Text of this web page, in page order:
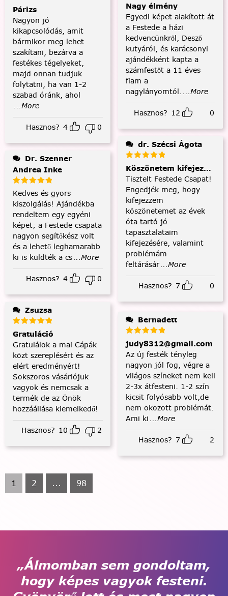
Párizs
Nagyon jó
kikapcsolódás, amit
bármikor meg lehet
szakítani, bezárva a
festékes tégelyeket,
majd onnan tudjuk
folytatni, ha van 1-2
szabad óránk, ahol
...More
Hasznos? 4 0
Andrea Inke
Kedves és gyors
kiszolgálás! Ajándékba
rendeltem egy egyéni
képet; a Festede csapata
nagyon segítőkész volt
és a lehető leghamarabb
ki is küldték a cs...More
Hasznos? 4 0
Zsuzsa
Gratuláció
Gratulálok a mai Cápák
közt szereplésért és az
elért eredményért!
Sokszoros vásárlójuk
vagyok és nemcsak a
termék de az Önök
hozzáállása kiemelkedő!
Hasznos? 10 2
Nagy élmény
Egyedi képet alakított át
a Festede a házi
kedvencünkről, Desző
kutyáról, és karácsonyi
ajándékként kapta a
számfestőt a 11 éves
fiam a
nagylányomtól. ...More
Hasznos? 12 0
dr. Szécsi Ágota
Köszönetem kifejezése
Tisztelt Festede Csapat!
Engedjék meg, hogy
kifejezzem
köszönetemet az évek
óta tartó jó
tapasztalataim
kifejezésére, valamint
problémám
feltárásár...More
Hasznos? 7 0
Bernadett
judy8312@gmail.com
Az új festék tényleg
nagyon jól fog, végre a
világos színeket nem kell
2-3x átfesteni. 1-2 szín
kicsit folyósabb volt,de
nem okozott problémát.
Ami ki ...More
Hasznos? 7 2
1 2 ... 98
„Álmomban sem gondoltam,
hogy képes vagyok festeni.